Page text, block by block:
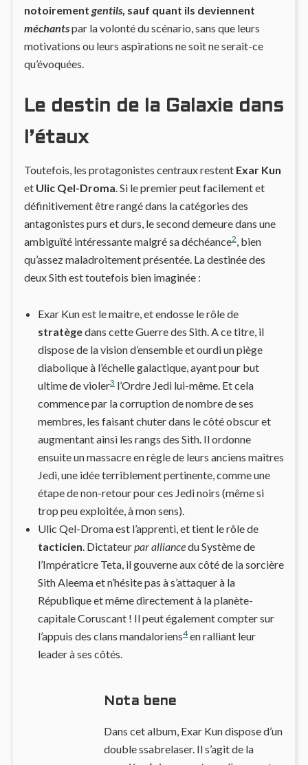
notoirement gentils, sauf quant ils deviennent
méchantspar la volonté du scénario, sans que leurs
motivations ou leurs aspirations ne soit ne serait-ce
qu’évoquées.
Le destin de la Galaxie dans
l’étaux
Toutefois, les protagonistes centraux restent Exar Kun
et Ulic Qel-Droma. Si le premier peut facilement et
définitivement être rangé dans la catégories des
antagonistes purs et durs, le second demeure dans une
ambiguïté intéressante malgré sa déchéance2, bien
qu’assez maladroitement présentée. La destinée des
deux Sith est toutefois bien imaginée :
Exar Kun est le maitre, et endosse le rôle de
stratègedans cette Guerre des Sith. A ce titre, il
dispose de la vision d’ensemble et ourdi un piège
diabolique à l’échelle galactique, ayant pour but
ultime de violer3l’Ordre Jedi lui-même. Et cela
commence par la corruption de nombre de ses
membres, les faisant chuter dans le côté obscur et
augmentant ainsi les rangs des Sith. Il ordonne
ensuite un massacre en règle de leurs anciens maitres
Jedi, une idée terriblement pertinente, comme une
étape de non-retour pour ces Jedi noirs (même si
trop peu exploitée, à mon sens).
Ulic Qel-Droma est l’apprenti, et tient le rôle de
tacticien . Dictateurpar alliancedu Système de
l’Impératicre Teta, il gouverne aux côté de la sorcière
Sith Aleema et n’hésite pas à s’attaquer à la
République et même directement à la planète-
capitale Coruscant ! Il peut également compter sur
l’appuis des clans mandaloriens4en ralliant leur
leader à ses côtés.
Nota bene
Dans cet album, Exar Kun dispose d’un
double ssabrelaser. Il s’agit de la